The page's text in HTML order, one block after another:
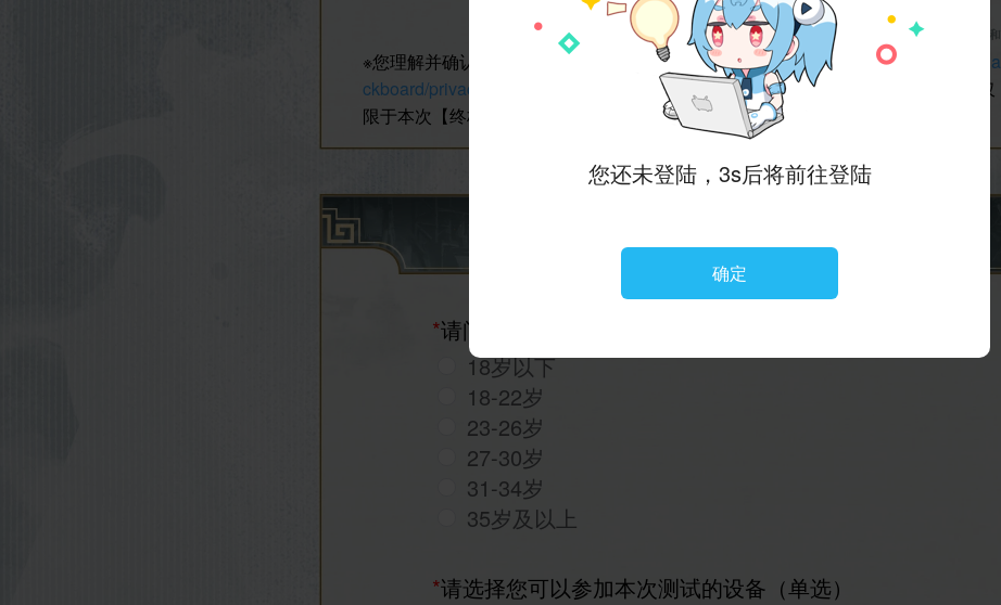
*请问你的年龄是？
18岁以下
18-22岁
23-26岁
27-30岁
31-34岁
35岁及以上
*请选择您可以参加本次测试的设备（单选）
※您理解并确认，哔哩哔哩会根据《哔哩哔哩隐私政策》https://www.bilibili.com/bla
ckboard/privacy-pc.html?spm_id_from=333.1007.0.0保护您填写的个人信息，并仅
限于本次【终极测试招募】之目的使用您的个人信息。
您还未登陆，3s后将前往登陆
确定
账号
密码
注册
其他方式登录